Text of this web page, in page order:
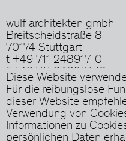
wulf architekten gmbh
Breitscheidstraße 8
70174 Stuttgart
t +49 711 248917-0
f +49 711 248917-10
Presse / Portfolio
Impressum
Datenschutz
Diese Website
Für die reibungslose
dieser Website
Verwendung von
Informationen zu
persönlichen Daten